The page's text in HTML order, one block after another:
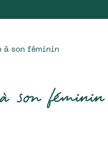
à son féminin
féminin